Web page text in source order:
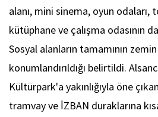
alanı, mini sinema, oyun odaları,
kütüphane ve çalışma odasının
Sosyal alanların tamamının
konumlandırıldığı belirtildi.
Kültürpark'a yakınlığıyla öne
tramvay ve İZBAN duraklarına